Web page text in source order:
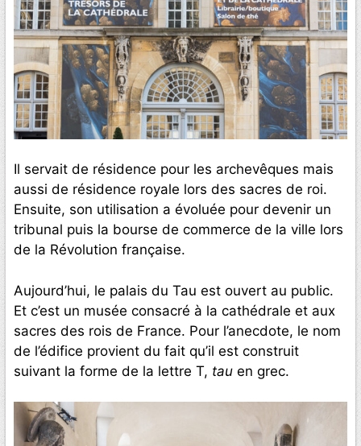
Il servait de résidence pour les archevêques mais
aussi de résidence royale lors des sacres de roi.
Ensuite, son utilisation a évoluée pour devenir un
tribunal puis la bourse de commerce de la ville lors
de la Révolution française.
Aujourd’hui, le palais du Tau est ouvert au public.
Et c’est un musée consacré à la cathédrale et aux
sacres des rois de France. Pour l’anecdote, le nom
de l’édifice provient du fait qu’il est construit
suivant la forme de la lettre T, tau en grec.